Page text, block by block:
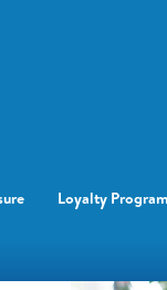
Loyalty Program​